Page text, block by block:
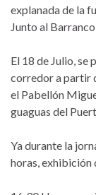
explanada de la
Junto al
El 18 de Julio, se
corredor a partir
el Pabellón
guaguas del
Ya durante la
horas,